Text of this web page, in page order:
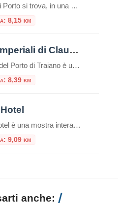
L’Oasi di Porto si trova, in una suggestiva cornice naturale, alla foce del Tevere, nei pressi di Fiumicino e si estende intorno all’antico Porto di Traiano, costruito nel II secolo d.C. sul preesistente Porto di Claudio. L’elemento caratterizzante è il lago, l’antico bacino portuale fatto costruire dall’imperatore Traiano (98 – 117 d.C.), in sostituzione del […]
8,15 km
Porti Imperiali di Claudio e Traiano
Il parco del Porto di Traiano è un paesaggio di grandissimo valore culturale e naturale, in cui i resti dell’antico impianto portuale si legano al patrimonio arboreo e agli specchi d’acqua, in una unità armonica resa suggestiva dalle tracce del tempo
8,39 km
Color Hotel è una mostra interattiva permanente composta da 11 sale tematiche che prende le sembianze di un hotel incantevole! Una sorprendente area interattiva permanente dedicata al gioco e al puro divertimento. E’ ospitato negli spazi di The Wow Side Shopping Centre (ex Parco Leonardo) a Fiumicino. Al confine tra realtà e sogno, questo spazio di 4.000 mq, custodisce al suo interno incredibili sorprese […]
9,09 km
anche: